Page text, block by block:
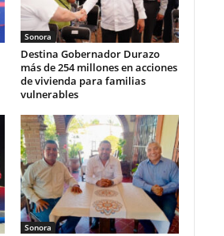
Sonora
Destina Gobernador Durazo
más de 254 millones en acciones
de vivienda para familias
vulnerables
Sonora